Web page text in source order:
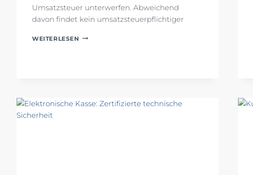
Umsatzsteuer unterwerfen. Abweichend
davon findet kein umsatzsteuerpflichtiger
WEITERLESEN INNERGEMEINSCHAFTLICHER